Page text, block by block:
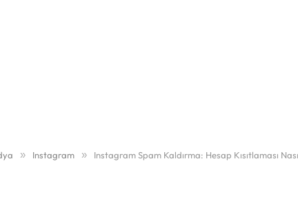
» Instagram » Instagram Spam Kaldırma: Hesap Kısıtlaması